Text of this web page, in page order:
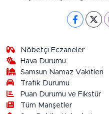
Nöbetçi Eczaneler
Hava Durumu
Samsun Namaz Vakitleri
Trafik Durumu
Puan Durumu ve Fikstür
Tüm Manşetler